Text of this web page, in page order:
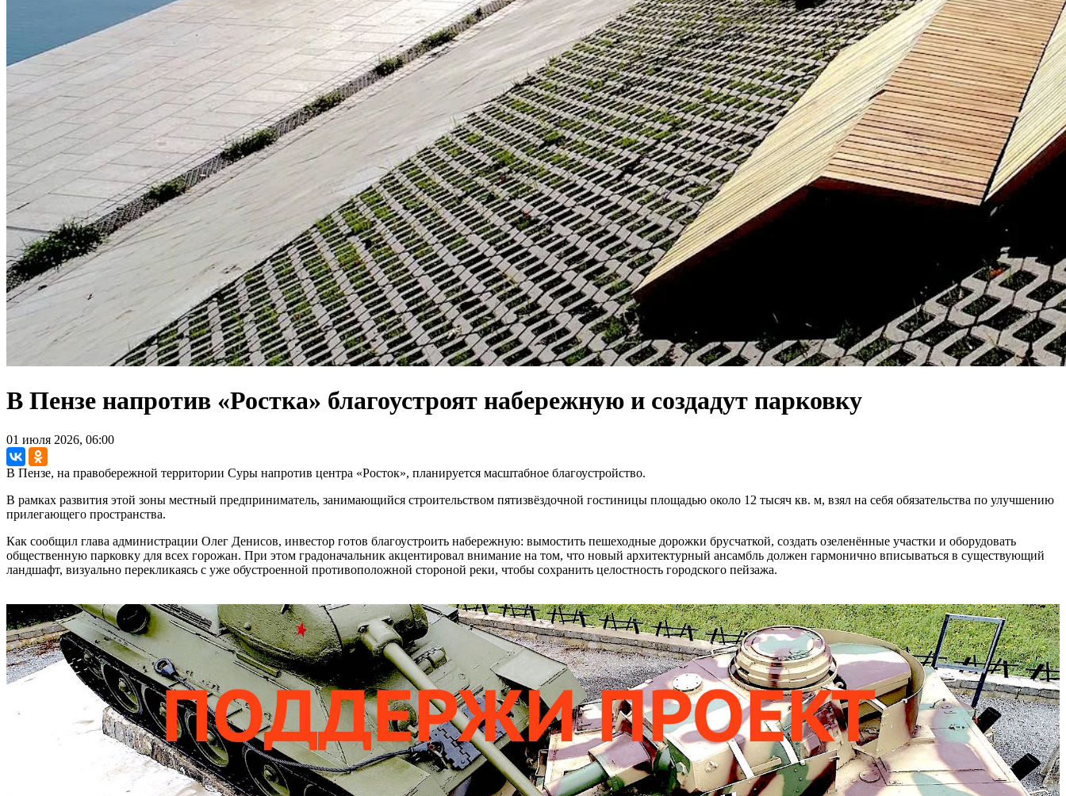
В Пензе напротив «Ростка» благоустроят набережную и создадут парковку
01 июля 2026, 06:00
В Пензе, на правобережной территории Суры напротив центра «Росток», планируется масштабное благоустройство.
В рамках развития этой зоны местный предприниматель, занимающийся строительством пятизвёздочной гостиницы площадью около 12 тысяч кв. м, взял на себя обязательства по улучшению
прилегающего пространства.
Как сообщил глава администрации Олег Денисов, инвестор готов благоустроить набережную: вымостить пешеходные дорожки брусчаткой, создать озеленённые участки и оборудовать
общественную парковку для всех горожан. При этом градоначальник акцентировал внимание на том, что новый архитектурный ансамбль должен гармонично вписываться в существующий
ландшафт, визуально перекликаясь с уже обустроенной противоположной стороной реки, чтобы сохранить целостность городского пейзажа.